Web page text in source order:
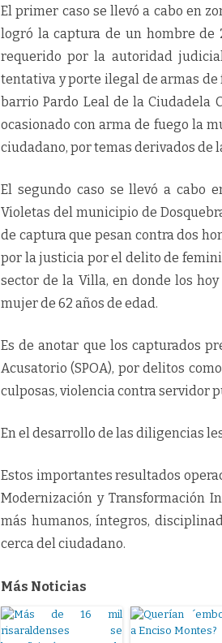
El primer caso se llevó a cabo en
logró la captura de un hombre de
requerido por la autoridad
tentativa y porte ilegal de armas de
barrio Pardo Leal de la Ciudadela
ocasionado con arma de fuego la
ciudadano, por temas derivados de
El segundo caso se llevó a cabo
Violetas del municipio de
de captura que pesan contra dos
por la justicia por el delito de
sector de la Villa, en donde los
mujer de 62 años de edad.
Es de anotar que los capturados
Acusatorio (SPOA), por delitos
culposas, violencia contra servidor
En el desarrollo de las diligencias
Estos importantes resultados
Modernización y Transformación
más humanos, íntegros,
cerca del ciudadano.
Más Noticias